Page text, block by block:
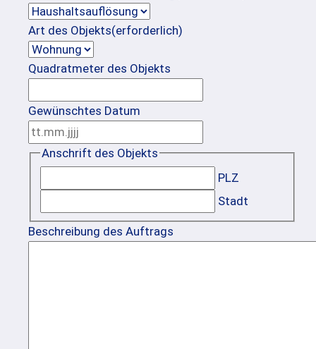
Art des Objekts(erforderlich)
Quadratmeter des Objekts
Gewünschtes Datum
Punkt
MM
Punkt
JJJJ
Anschrift des Objekts
PLZ
Stadt
Beschreibung des Auftrags